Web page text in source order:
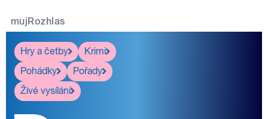
mujRozhlas
Hry a četby
Krimi
Pohádky
Pořady
Živé vysílání